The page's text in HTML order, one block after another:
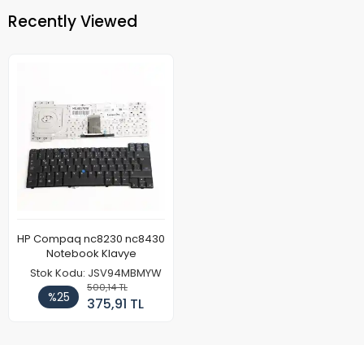
Recently Viewed
HP Compaq nc8230 nc8430
Notebook Klavye
Stok Kodu: JSV94MBMYW
%25
500,14 TL
375,91 TL